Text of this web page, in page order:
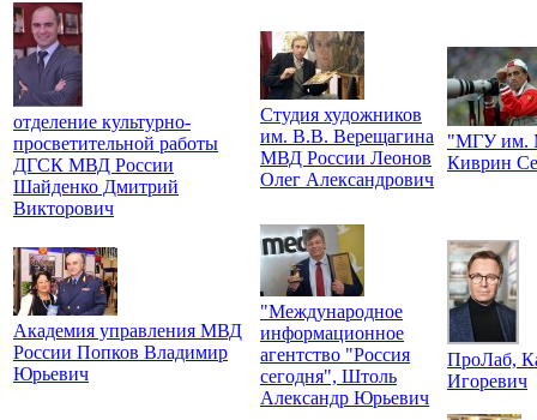
отделение культурно-
просветительной работы
ДГСК МВД России
Шайденко Дмитрий
Викторович
Студия художников
им. В.В. Верещагина
МВД России Леонов
Олег Александрович
"МГУ им.
Киврин
Академия управления МВД
России Попков Владимир
Юрьевич
"Международное
информационное
агентство "Россия
сегодня", Штоль
Александр Юрьевич
ПроЛаб,
Игоревич